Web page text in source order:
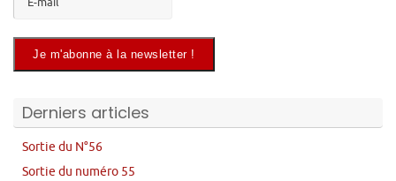
Derniers articles
Sortie du N°56
Sortie du numéro 55